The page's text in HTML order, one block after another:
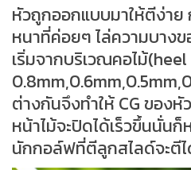
หัวถูกออกแบบมาให้ตีง่า
หนาที่ค่อยๆ ไล่ความบาง
เริ่มจากบริเวณคอไม้
ต่างกันจึงทำให้ CG ของ
หน้าไม้จะปิดได้เร็วขึ้นนั่น
นักกอล์ฟที่ตีลูกสไลด์จะตี